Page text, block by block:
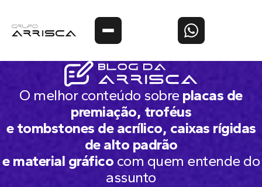
O melhor conteúdo sobre placas de
premiação, troféus
e tombstones de acrílico, caixas rígidas
de alto padrão
e material gráfico com quem entende do
assunto